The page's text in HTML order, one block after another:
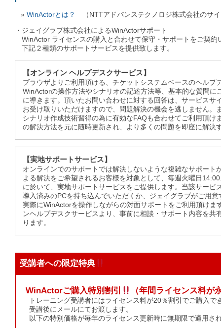
WinActorとは？
（NTTアドバンステクノロジ株式会社のサ
・ジェイグラブ株式会社によるWinActorサポート
WinActor ライセンスの購入と合わせて保守・サポートをご契約
下記２種類のサポートサービスを提供致します。
【オンライン ヘルプデスクサービス】
ブラウザよりご利用頂ける、チケットシステムベースのヘルプ
WinActorの操作方法やシナリオの記述方法等、基本的な質問に
に導きます。頂いたお問い合わせに対する回答は、サービスサ
お受け取りいただけますので、問題解決の機会を逃しません。
シナリオ作成技術習得の為に有効なFAQも合わせてご利用頂け
の解決方法を元に随時更新され、より多くの問題を即座に解決
【実地サポートサービス】
オンラインでのサポートでは解決しないような複雑なサポート
よる解決をご希望されるお客様を対象として、毎週火曜日
に於いて、実地サポートサービスをご提供します。当該サービ
導入済みのPCを持ち込んでいただくか、ジェイグラブがご用
実際にWinActorを操作しながらの対面サポートをご利用頂けま
ンヘルプデスクサービスより、事前に相談・サポート内容を共
ります。
受講者への限定特典
WinActorご購入特別割引 （年間ライセンス料が
トレーニング受講者にはライセンス料が20％割引でご購入で
受講後にメールにてお渡します。
以下の特別価格が毎年のライセンス更新時に無期限で適用さ